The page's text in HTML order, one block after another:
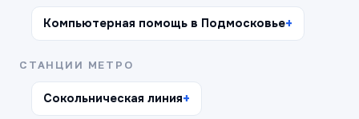
Компьютерная помощь в Подмосковье
СТАНЦИИ МЕТРО
Сокольническая линия